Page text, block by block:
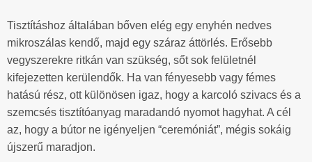
Tisztításhoz általában bőven elég egy enyhén nedves
mikroszálas kendő, majd egy száraz áttörlés. Erősebb
vegyszerekre ritkán van szükség, sőt sok felületnél
kifejezetten kerülendők. Ha van fényesebb vagy fémes
hatású rész, ott különösen igaz, hogy a karcoló szivacs és a
szemcsés tisztítóanyag maradandó nyomot hagyhat. A cél
az, hogy a bútor ne igényeljen “ceremóniát”, mégis sokáig
újszerű maradjon.